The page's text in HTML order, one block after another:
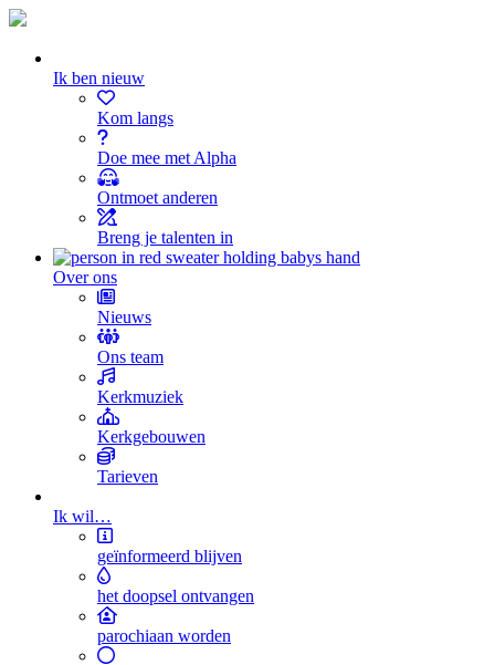
Ik ben nieuw
Kom langs
Doe mee met Alpha
Ontmoet anderen
Breng je talenten in
Over ons
Nieuws
Ons team
Kerkmuziek
Kerkgebouwen
Tarieven
Ik wil…
geïnformeerd blijven
het doopsel ontvangen
parochiaan worden